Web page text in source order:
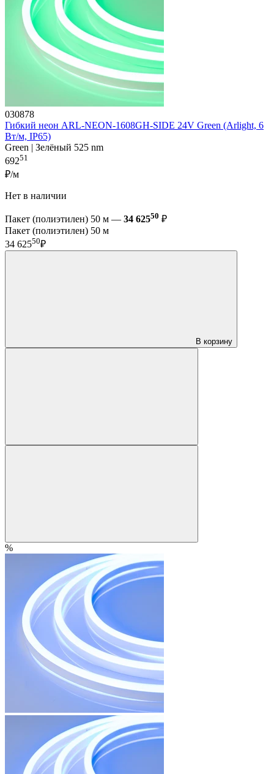
030878
Гибкий неон ARL-NEON-1608GH-SIDE 24V Green (Arlight, 6
Вт/м, IP65)
Green | Зелёный 525 nm
69251
₽/м
Нет в наличии
Пакет (полиэтилен) 50 м — 34 62550 ₽
Пакет (полиэтилен) 50 м
34 62550₽
В корзину
%